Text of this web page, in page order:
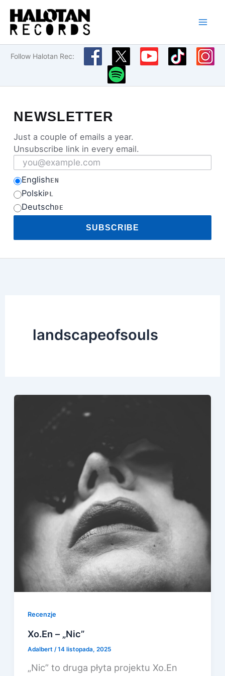
Przejdź
do
treści
Follow Halotan Rec:
NEWSLETTER
Just a couple of emails a year.
Unsubscribe link in every email.
Email address
EnglishEN
PolskiPL
DeutschDE
SUBSCRIBE
landscapeofsouls
Recenzje
Xo.En – „Nic”
Adalbert/14 listopada, 2025
„Nic” to druga płyta projektu Xo.En